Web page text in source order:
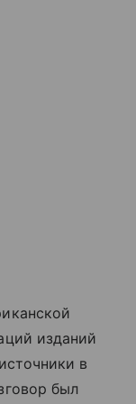
изданий
в
был